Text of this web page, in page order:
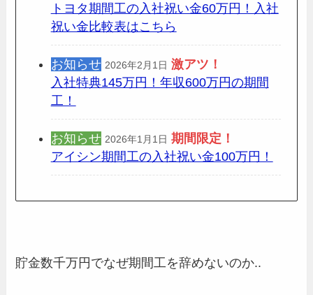
トヨタ期間工の入社祝い金60万円！入社
祝い金比較表はこちら
お知らせ 2026年2月1日 激アツ！
入社特典145万円！年収600万円の期間
工！
お知らせ 2026年1月1日 期間限定 ！
アイシン期間工の入社祝い金100万円！
貯金数千万円でなぜ期間工を辞めないのか..